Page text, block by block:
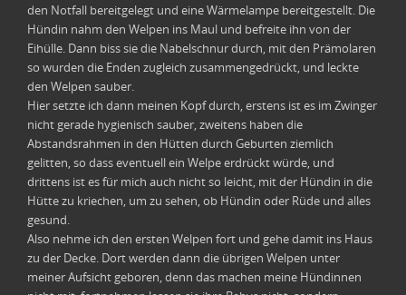
den Notfall bereitgelegt und eine Wärmelampe bereitgestellt. Die
Hündin nahm den Welpen ins Maul und befreite ihn von der
Eihülle. Dann biss sie die Nabelschnur durch, mit den Prämolaren
so wurden die Enden zugleich zusammengedrückt, und leckte
den Welpen sauber.
Hier setzte ich dann meinen Kopf durch, erstens ist es im Zwinger
nicht gerade hygienisch sauber, zweitens haben die
Abstandsrahmen in den Hütten durch Geburten ziemlich
gelitten, so dass eventuell ein Welpe erdrückt würde, und
drittens ist es für mich auch nicht so leicht, mit der Hündin in die
Hütte zu kriechen, um zu sehen, ob Hündin oder Rüde und alles
gesund.
Also nehme ich den ersten Welpen fort und gehe damit ins Haus
zu der Decke. Dort werden dann die übrigen Welpen unter
meiner Aufsicht geboren, denn das machen meine Hündinnen